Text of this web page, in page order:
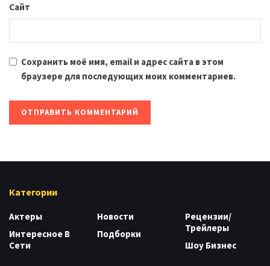
Сайт
Сохранить моё имя, email и адрес сайта в этом
браузере для последующих моих комментариев.
Категории
Актеры
Интересное В
Сети
Новости
Подборки
Рецензии/
Трейлеры
Шоу Бизнес